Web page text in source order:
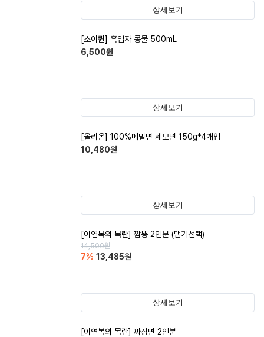
상세보기
[소이퀸] 흑임자 콩물 500mL
6,500원
상세보기
[올리온] 100%메밀면 세모면 150g*4개입
10,480원
상세보기
[이연복의 목란] 짬뽕 2인분 (맵기선택)
14,500원
7% 13,485원
상세보기
[이연복의 목란] 짜장면 2인분